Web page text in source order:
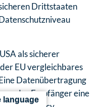
Drittstaaten
als sicherer
EU vergleichbares
Datenübertragung
der Empfänger eine
language